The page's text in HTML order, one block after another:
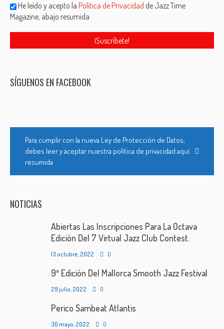
He leído y acepto laPolítica de Privacidad de Jazz Time
Magazine, abajo resumida
SÍGUENOS EN FACEBOOK
Para cumplir con la nueva Ley de Protección de Datos,
debes leer y aceptar nuestra política de privacidad aquí
resumida
NOTICIAS
Abiertas Las Inscripciones Para La Octava
Edición Del 7 Virtual Jazz Club Contest.
13 octubre, 2022 0
9ª Edición Del Mallorca Smooth Jazz Festival
29 julio, 2022 0
Perico Sambeat Atlantis
30 mayo, 2022 0